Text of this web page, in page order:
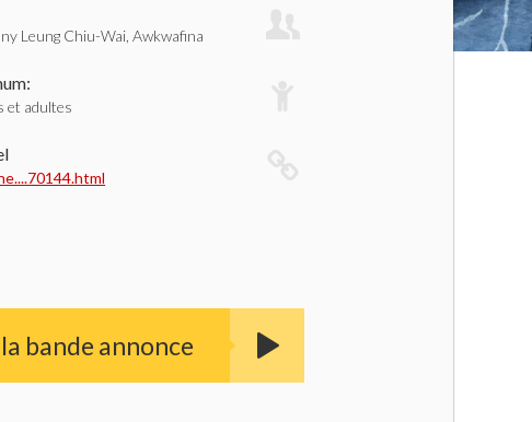
Leung Chiu-Wai, Awkwafina
et adultes
bande annonce